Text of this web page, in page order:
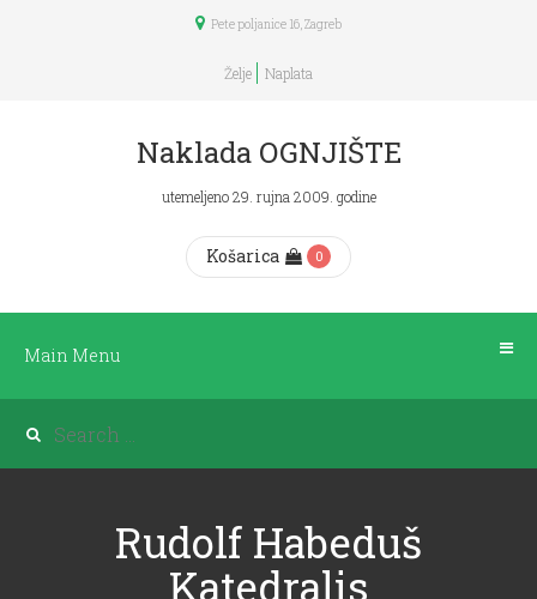
Pete poljanice 16, Zagreb
Želje Naplata
Naklada OGNJIŠTE
utemeljeno 29. rujna 2009. godine
Košarica 0
Main Menu
Rudolf Habeduš
Katedralis